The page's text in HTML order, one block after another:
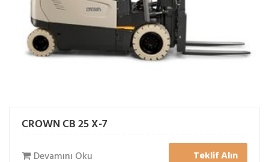
CROWN CB 25 X-7
Devamını Oku Teklif Alın